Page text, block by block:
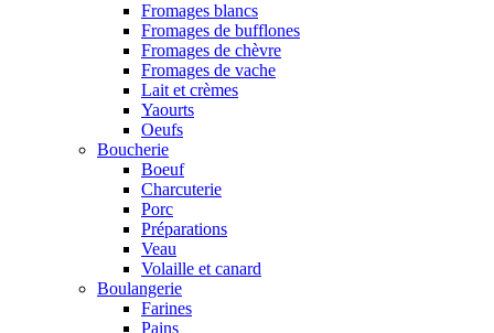
Fromages blancs
Fromages de bufflones
Fromages de chèvre
Fromages de vache
Lait et crèmes
Yaourts
Oeufs
Boucherie
Boeuf
Charcuterie
Porc
Préparations
Veau
Volaille et canard
Boulangerie
Farines
Pains